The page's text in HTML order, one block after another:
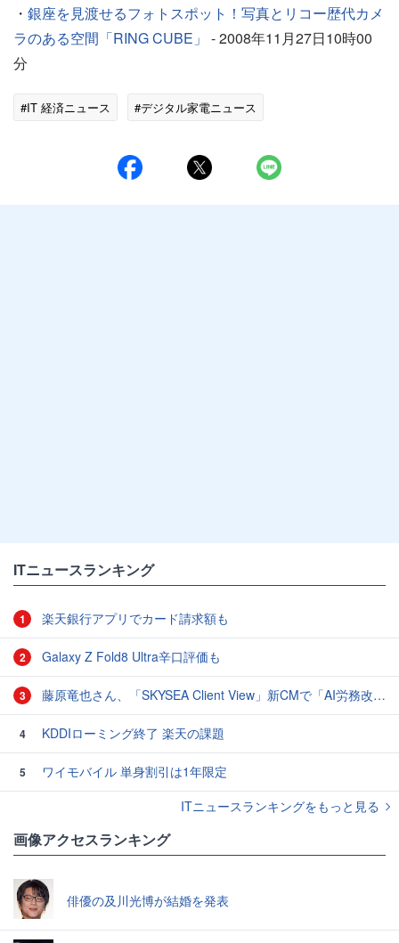
・ 銀座を見渡せるフォトスポット！写真とリコー歴代カメ
ラのある空間「RING CUBE」 - 2008年11月27日10時00
分
#IT 経済ニュース #デジタル家電ニュース
ITニュースランキング
1 楽天銀行アプリでカード請求額も
2 Galaxy Z Fold8 Ultra辛口評価も
3 藤原竜也さん、「SKYSEA Client View」新CMで「AI労務改善」をアピール 働き方をAIが分析したら「すぐに休んで」と言われる？
4 KDDIローミング終了 楽天の課題
5
ワイモバイル 単身割引は1年限定
ITニュースランキングをもっと見る
画像アクセスランキング
俳優の及川光博が結婚を発表